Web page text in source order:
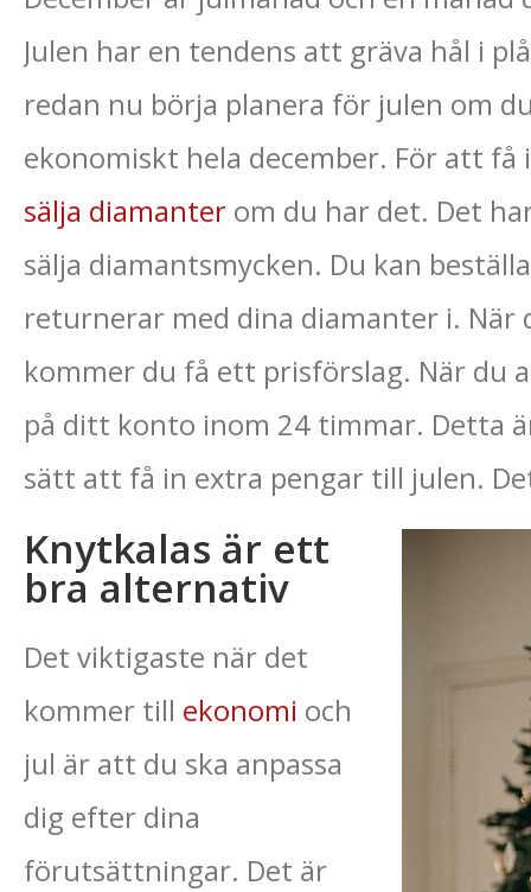
Julen har en tendens att gräva hål i
redan nu börja planera för julen om
ekonomiskt hela december. För att
sälja diamanter om du har det. Det
sälja diamantsmycken. Du kan
returnerar med dina diamanter i. När
kommer du få ett prisförslag. När du
på ditt konto inom 24 timmar. Detta
sätt att få in extra pengar till julen.
Knytkalas är ett
bra alternativ
Det viktigaste när det
kommer till ekonomi och
jul är att du ska anpassa
dig efter dina
förutsättningar. Det är